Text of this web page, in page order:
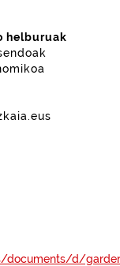
helburuak
documents/d/